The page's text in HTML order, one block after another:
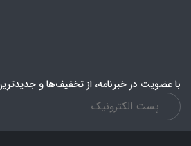
با عضویت در خبرنامه، از تخفیف‌ها و